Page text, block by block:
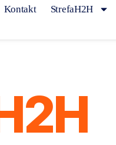
Kontakt StrefaH2H